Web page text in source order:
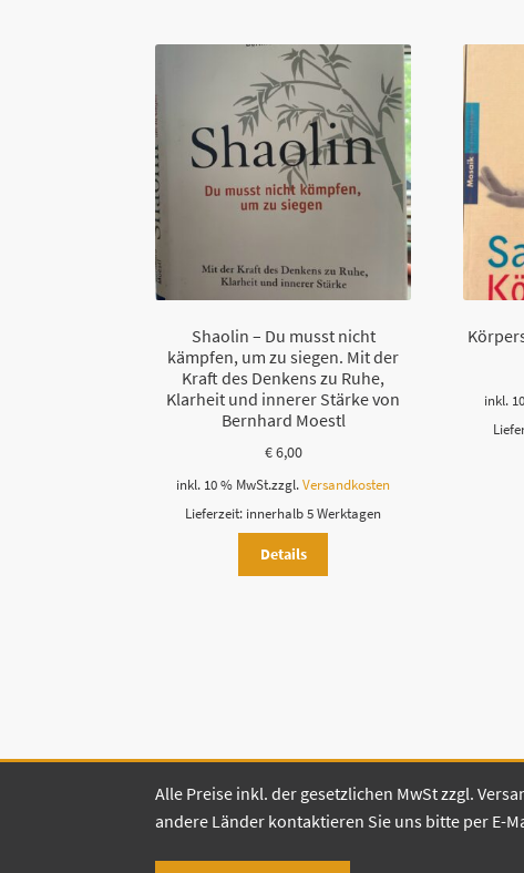
Shaolin – Du musst nicht
kämpfen, um zu siegen. Mit der
Kraft des Denkens zu Ruhe,
Klarheit und innerer Stärke von
Bernhard Moestl
€6,00
inkl. 10 % MwSt.zzgl.Versandkosten
Lieferzeit: innerhalb 5 Werktagen
Details
inkl.
Alle Preise inkl. der gesetzlichen MwSt zzgl.
andere Länder kontaktieren Sie uns bitte per E-